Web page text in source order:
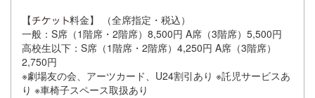
【
料金】 （全席指定・税込）
一般：S席（1階席・2階席）8,500円 A席（3階席）5,500円
高校生以下：S席（1階席・2階席）4,250円 A席（3階席）
2,750円
※劇場友の会、アーツカード、U24割引あり ※託児サービスあ
り ※車椅子スペース取扱あり